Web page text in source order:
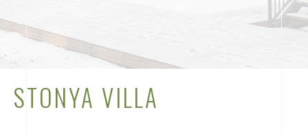
STONYA VILLA